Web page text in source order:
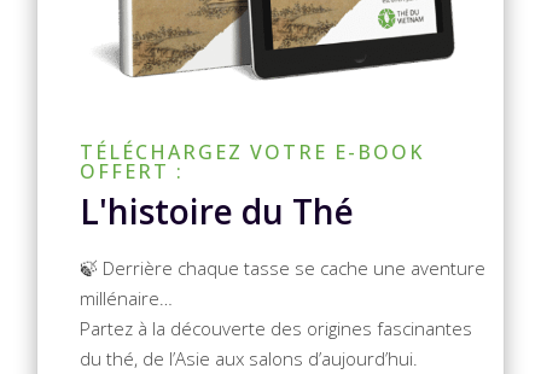
TÉLÉCHARGEZ VOTRE E-BOOK
OFFERT :
L'histoire du Thé
🍃 Derrière chaque tasse se cache une aventure
millénaire…
Partez à la découverte des origines fascinantes
du thé, de l’Asie aux salons d’aujourd’hui.